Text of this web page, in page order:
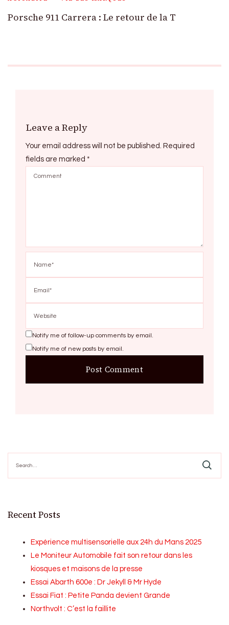
Porsche 911 Carrera : Le retour de la T
Leave a Reply
Your email address will not be published. Required
fields are marked *
Notify me of follow-up comments by email.
Notify me of new posts by email.
for:
Recent Posts
Expérience multisensorielle aux 24h du Mans 2025
Le Moniteur Automobile fait son retour dans les
kiosques et maisons de la presse
Essai Abarth 600e : Dr Jekyll & Mr Hyde
Essai Fiat : Petite Panda devient Grande
Northvolt : C’est la faillite